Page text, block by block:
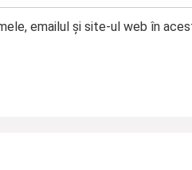
emailul și site-ul web în